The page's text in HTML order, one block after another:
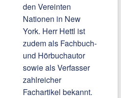
den Vereinten
Nationen in New
York. Herr Hettl ist
zudem als Fachbuch-
und Hörbuchautor
sowie als Verfasser
zahlreicher
Fachartikel bekannt.